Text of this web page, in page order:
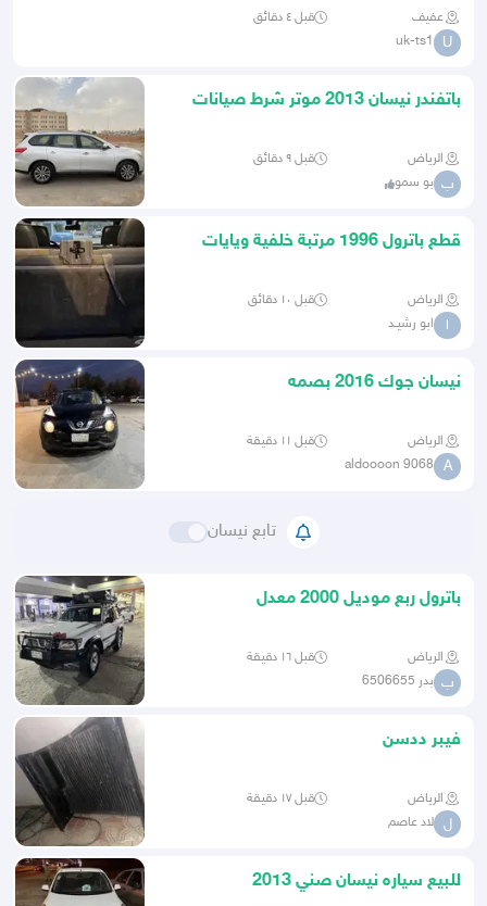
عفيف قبل ٤ دقائق
U
uk-ts1
باتفندر نيسان 2013 موتر شرط صيانات
الرياض قبل ٩ دقائق
ب بو سمو
قطع باترول 1996 مرتبة خلفية ويايات
الرياض قبل ١٠ دقائق
ا ابو رشيـد
نيسان جوك 2016 بصمه
الرياض قبل ١١ دقيقة
A
aldoooon 9068
تابع نيسان
باترول ربع موديل 2000 معدل
الرياض قبل ١٦ دقيقة
ب بدر 6506655
فيبر ددسن
الرياض قبل ١٧ دقيقة
ل لاد عاصم
للبيع سياره نيسان صني 2013